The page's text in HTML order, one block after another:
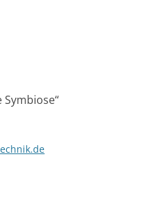
Symbiose“